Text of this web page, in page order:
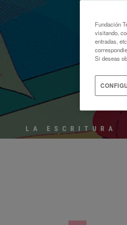
LA ESCRITURA
Fundación
visitando,
entradas,
Si deseas